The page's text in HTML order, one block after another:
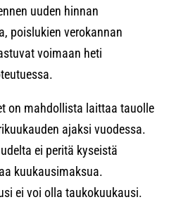
uuden hinnan
poislukien verokannan
voimaan heti
on mahdollista laittaa tauolle
ajaksi vuodessa.
ei peritä kyseistä
kuukausimaksua.
ei voi olla taukokuukausi.